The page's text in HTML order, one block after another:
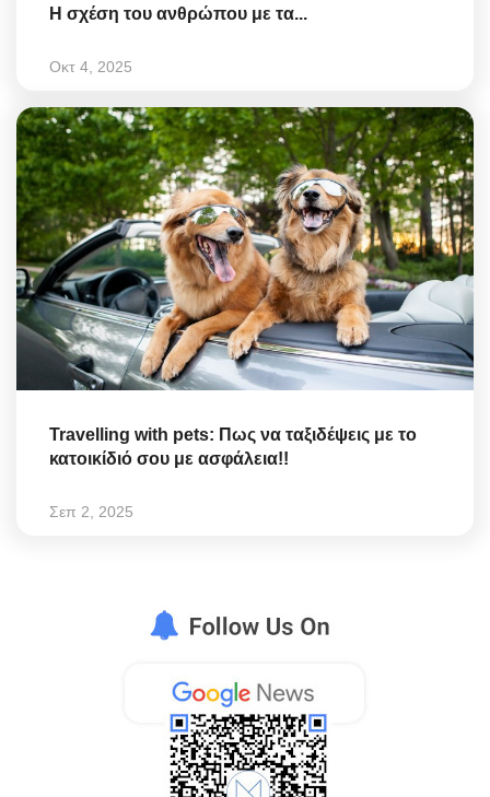
Η σχέση του ανθρώπου με τα...
Οκτ 4, 2025
Travelling with pets: Πως να ταξιδέψεις με το
κατοικίδιό σου με ασφάλεια!!
Σεπ 2, 2025